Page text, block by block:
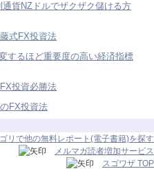
貨NZドルでザクザク儲ける方
式FX投資法
するほど重要度の高い経済指標
投資必勝法
FX投資法
リで他の無料レポート(電子書籍)を探す
メルマガ読者増加サービス
スゴワザ TOP